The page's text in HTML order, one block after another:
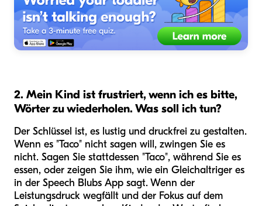
2. Mein Kind ist frustriert, wenn ich es bitte,
Wörter zu wiederholen. Was soll ich tun?
Der Schlüssel ist, es lustig und druckfrei zu gestalten.
Wenn es "Taco" nicht sagen will, zwingen Sie es
nicht. Sagen Sie stattdessen "Taco", während Sie es
essen, oder zeigen Sie ihm, wie ein Gleichaltriger es
in der Speech Blubs App sagt. Wenn der
Leistungsdruck wegfällt und der Fokus auf dem